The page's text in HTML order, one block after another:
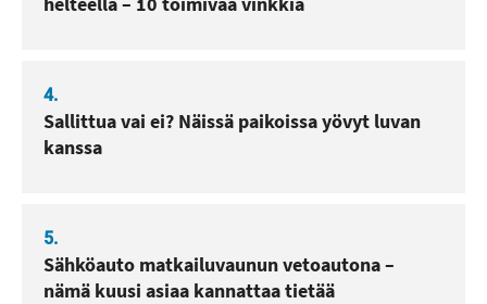
4.
Sallittua vai ei? Näissä paikoissa yövyt luvan
kanssa
5.
Sähköauto matkailuvaunun vetoautona –
nämä kuusi asiaa kannattaa tietää